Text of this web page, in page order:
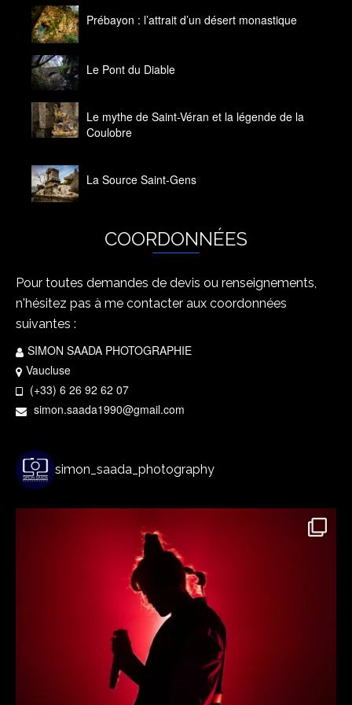
Prébayon : l’attrait d’un désert monastique
Le Pont du Diable
Le mythe de Saint-Véran et la légende de la
Coulobre
La Source Saint-Gens
COORDONNÉES
Pour toutes demandes de devis ou renseignements,
n'hésitez pas à me contacter aux coordonnées
suivantes :
SIMON SAADA PHOTOGRAPHIE
Vaucluse
(+33) 6 26 92 62 07
simon.saada1990@gmail.com
simon_saada_photography